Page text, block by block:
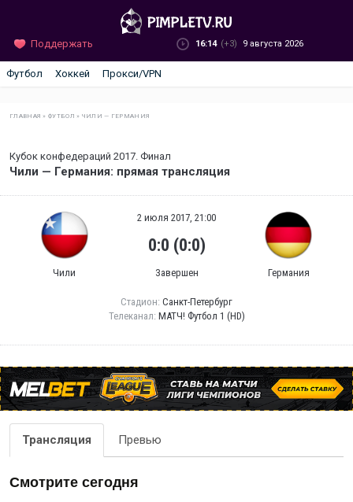
Поддержать 16:14 (+3) 9 августа 2026
Футбол Хоккей Прокси/VPN
ГЛАВНАЯ »ФУТБОЛ » ЧИЛИ — ГЕРМАНИЯ
Кубок конфедераций 2017. Финал
Чили — Германия: прямая трансляция
Чили
2 июля 2017, 21:00
0:0 (0:0)
Завершен Германия
Стадион: Санкт-Петербург
Телеканал: МАТЧ! Футбол 1 (HD)
Трансляция Превью
Смотрите сегодня